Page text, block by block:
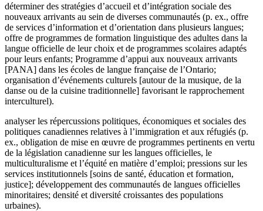
déterminer des stratégies d’accueil et d’intégration sociale des
nouveaux arrivants au sein de diverses communautés (p. ex., offre
de services d’information et d’orientation dans plusieurs langues;
offre de programmes de formation linguistique des adultes dans la
langue officielle de leur choix et de programmes scolaires adaptés
pour leurs enfants; Programme d’appui aux nouveaux arrivants
[PANA] dans les écoles de langue française de l’Ontario;
organisation d’événements culturels [autour de la musique, de la
danse ou de la cuisine traditionnelle] favorisant le rapprochement
interculturel).
analyser les répercussions politiques, économiques et sociales des
politiques canadiennes relatives à l’immigration et aux réfugiés (p.
ex., obligation de mise en œuvre de programmes pertinents en vertu
de la législation canadienne sur les langues officielles, le
multiculturalisme et l’équité en matière d’emploi; pressions sur les
services institutionnels [soins de santé, éducation et formation,
justice]; développement des communautés de langues officielles
minoritaires; densité et diversité croissantes des populations
urbaines).